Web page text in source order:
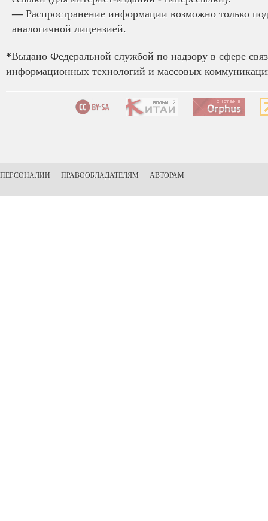
—Распространение информации возможно только
аналогичной лицензией.
*Выдано Федеральной службой по надзору в сфере
информационных технологий и массовых
ПЕРСОНАЛИИ ПРАВООБЛАДАТЕЛЯМ АВТОРАМ